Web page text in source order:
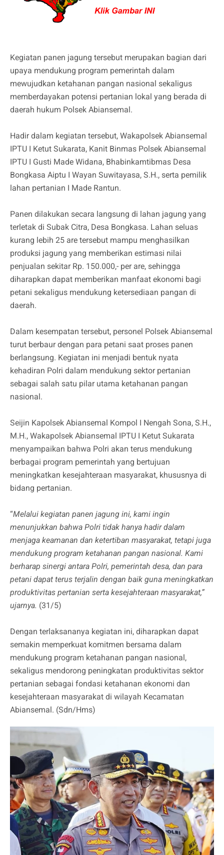
Kegiatan panen jagung tersebut merupakan bagian dari
upaya mendukung program pemerintah dalam
mewujudkan ketahanan pangan nasional sekaligus
memberdayakan potensi pertanian lokal yang berada di
daerah hukum Polsek Abiansemal.
Hadir dalam kegiatan tersebut, Wakapolsek Abiansemal
IPTU I Ketut Sukarata, Kanit Binmas Polsek Abiansemal
IPTU I Gusti Made Widana, Bhabinkamtibmas Desa
Bongkasa Aiptu I Wayan Suwitayasa, S.H., serta pemilik
lahan pertanian I Made Rantun.
Panen dilakukan secara langsung di lahan jagung yang
terletak di Subak Citra, Desa Bongkasa. Lahan seluas
kurang lebih 25 are tersebut mampu menghasilkan
produksi jagung yang memberikan estimasi nilai
penjualan sekitar Rp. 150.000,- per are, sehingga
diharapkan dapat memberikan manfaat ekonomi bagi
petani sekaligus mendukung ketersediaan pangan di
daerah.
Dalam kesempatan tersebut, personel Polsek Abiansemal
turut berbaur dengan para petani saat proses panen
berlangsung. Kegiatan ini menjadi bentuk nyata
kehadiran Polri dalam mendukung sektor pertanian
sebagai salah satu pilar utama ketahanan pangan
nasional.
Seijin Kapolsek Abiansemal Kompol I Nengah Sona, S.H.,
M.H., Wakapolsek Abiansemal IPTU I Ketut Sukarata
menyampaikan bahwa Polri akan terus mendukung
berbagai program pemerintah yang bertujuan
meningkatkan kesejahteraan masyarakat, khususnya di
bidang pertanian.
“Melalui kegiatan panen jagung ini, kami ingin
menunjukkan bahwa Polri tidak hanya hadir dalam
menjaga keamanan dan ketertiban masyarakat, tetapi juga
mendukung program ketahanan pangan nasional. Kami
berharap sinergi antara Polri, pemerintah desa, dan para
petani dapat terus terjalin dengan baik guna meningkatkan
produktivitas pertanian serta kesejahteraan masyarakat,”
ujarnya. (31/5)
Dengan terlaksananya kegiatan ini, diharapkan dapat
semakin memperkuat komitmen bersama dalam
mendukung program ketahanan pangan nasional,
sekaligus mendorong peningkatan produktivitas sektor
pertanian sebagai fondasi ketahanan ekonomi dan
kesejahteraan masyarakat di wilayah Kecamatan
Abiansemal. (Sdn/Hms)